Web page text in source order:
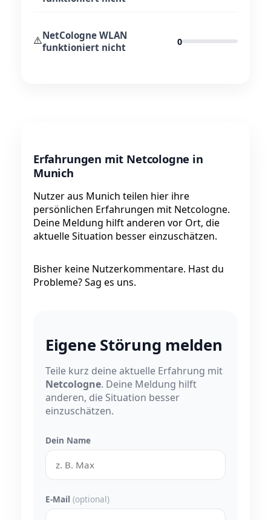
⚠️NetCologne WLAN
funktioniert nicht
0
Erfahrungen mit Netcologne in
Munich
Nutzer aus Munich teilen hier ihre
persönlichen Erfahrungen mit Netcologne.
Deine Meldung hilft anderen vor Ort, die
aktuelle Situation besser einzuschätzen.
Bisher keine Nutzerkommentare. Hast du
Probleme? Sag es uns.
Eigene Störung melden
Teile kurz deine aktuelle Erfahrung mit
Netcologne. Deine Meldung hilft
anderen, die Situation besser
einzuschätzen.
Dein Name
E-Mail (optional)